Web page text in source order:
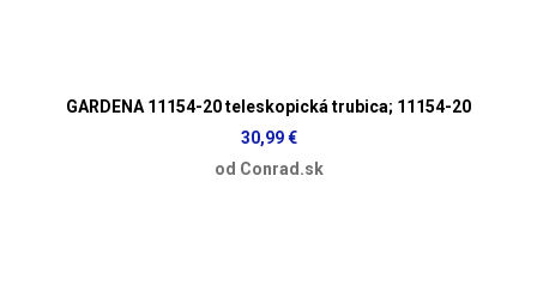
GARDENA 11154-20 teleskopická trubica; 11154-20
30,99 €
od Conrad.sk